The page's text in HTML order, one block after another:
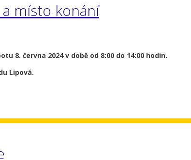
místo konání
8. června 2024 v době od 8:00 do 14:00 hodin.
Lipová.